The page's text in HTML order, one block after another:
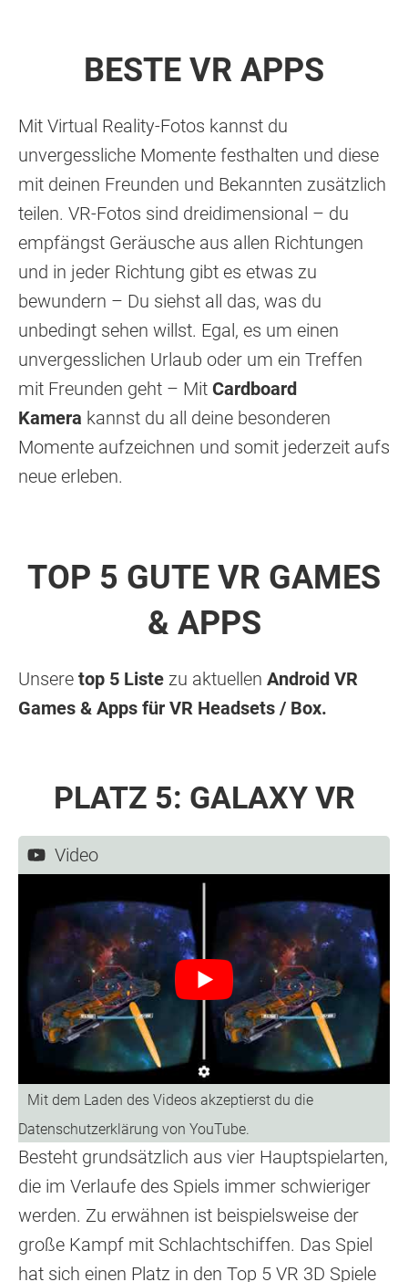
BESTE VR APPS
Mit Virtual Reality-Fotos kannst du
unvergessliche Momente festhalten und diese
mit deinen Freunden und Bekannten zusätzlich
teilen. VR-Fotos sind dreidimensional – du
empfängst Geräusche aus allen Richtungen
und in jeder Richtung gibt es etwas zu
bewundern – Du siehst all das, was du
unbedingt sehen willst. Egal, es um einen
unvergesslichen Urlaub oder um ein Treffen
mit Freunden geht – Mit Cardboard
Kamera kannst du all deine besonderen
Momente aufzeichnen und somit jederzeit aufs
neue erleben.
TOP 5 GUTE VR GAMES
& APPS
Unsere top 5 Liste zu aktuellen Android VR
Games & Apps für VR Headsets / Box.
PLATZ 5: GALAXY VR
Video
Besteht grundsätzlich aus vier Hauptspielarten,
die im Verlaufe des Spiels immer schwieriger
werden. Zu erwähnen ist beispielsweise der
große Kampf mit Schlachtschiffen. Das Spiel
hat sich einen Platz in den Top 5 VR 3D Spiele